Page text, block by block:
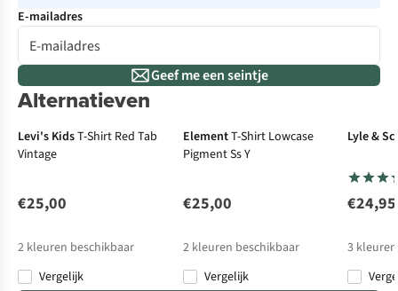
E-mailadres
Geef me een seintje
Alternatieven
Levi's KidsT-Shirt Red Tab
Vintage
€25,00
2 kleuren beschikbaar
Vergelijk
ElementT-Shirt Lowcase
Pigment Ss Y
€25,00
2 kleuren beschikbaar
Vergelijk
Lyle &
€24,95
3